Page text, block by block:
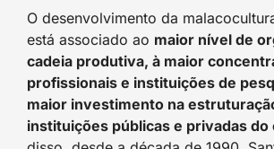
O desenvolvimento da
está associado ao maior nível de
cadeia produtiva, à maior
profissionais e instituições de
maior investimento na
instituições públicas e privadas do